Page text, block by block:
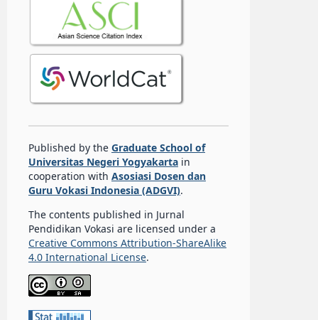
Published by the Graduate School of
Universitas Negeri Yogyakartain
cooperation with Asosiasi Dosen dan
Guru Vokasi Indonesia (ADGVI).
The contents published in Jurnal
Pendidikan Vokasi are licensed under a
Creative Commons Attribution-ShareAlike
4.0 International License.